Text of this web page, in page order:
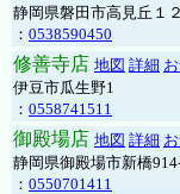
静岡県磐田市高見丘
： 0538590450
修善寺店 地図 詳細
伊豆市瓜生野1
： 0558741511
御殿場店 地図 詳細
静岡県御殿場市新橋
： 0550701411